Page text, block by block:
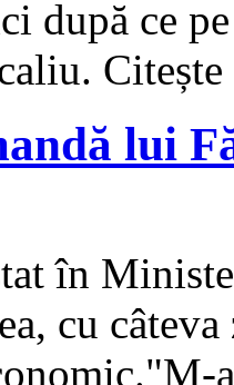
după ce
lui
în
cu